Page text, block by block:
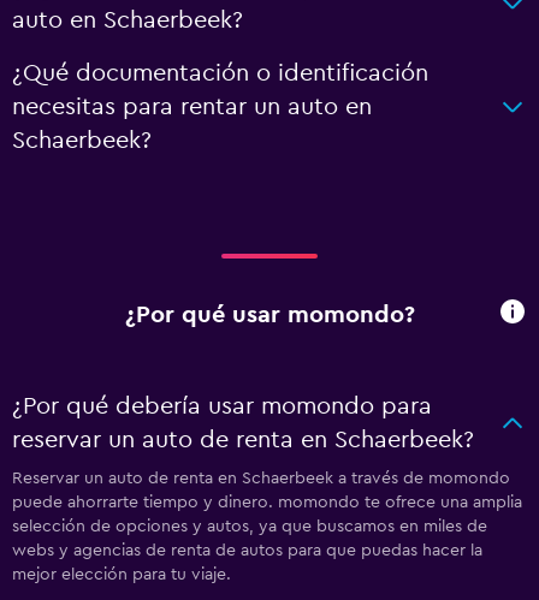
auto en Schaerbeek?
¿Qué documentación o identificación
necesitas para rentar un auto en
Schaerbeek?
¿Por qué usar momondo?
¿Por qué debería usar momondo para
reservar un auto de renta en Schaerbeek?
Reservar un auto de renta en Schaerbeek a través de momondo
puede ahorrarte tiempo y dinero. momondo te ofrece una amplia
selección de opciones y autos, ya que buscamos en miles de
webs y agencias de renta de autos para que puedas hacer la
mejor elección para tu viaje.